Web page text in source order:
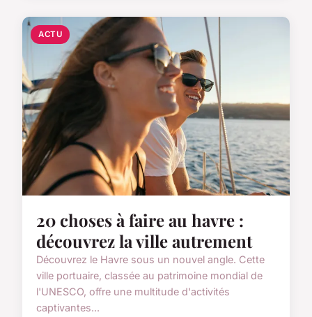
ACTU
20 choses à faire au havre :
découvrez la ville autrement
Découvrez le Havre sous un nouvel angle. Cette
ville portuaire, classée au patrimoine mondial de
l'UNESCO, offre une multitude d'activités
captivantes...